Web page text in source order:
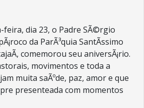
feira, dia 23, o Padre SÃ©rgio
da ParÃ³quia SantÃ­ssimo
comemorou seu aniversÃ¡rio.
movimentos e toda a
muita saÃºde, paz, amor e que
presenteada com momentos